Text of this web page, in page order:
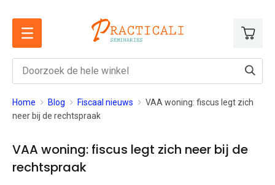
Ga
naar
inhoud
Home Blog Fiscaal nieuws
VAA woning: fiscus legt zich
neer bij de rechtspraak
VAA woning: fiscus legt zich neer bij de
rechtspraak